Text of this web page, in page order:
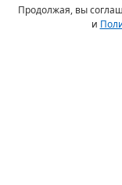
Продолжая, вы
и